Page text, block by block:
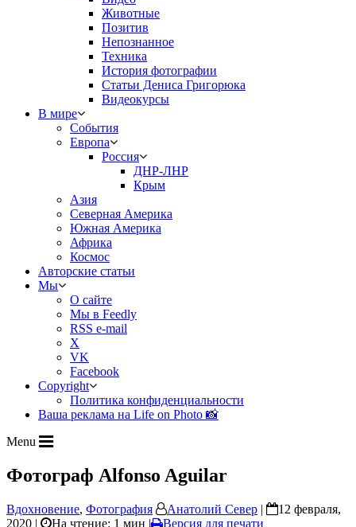
Животные
Позитив
Непознанное
Техника
История фотографии
Статьи Дениса Григорюка
Видеокурсы
В мире
События
Европа
Россия
ДНР-ЛНР
Крым
Азия
Северная Америка
Южная Америка
Африка
Космос
Авторские статьи
Мы
О сайте
Мы в Feedly
RSS e-mail
X
VK
Facebook
Copyright
Политика конфиденциальности
Ваша реклама на Life on Photo 📸
Menu
Фотограф Alfonso Aguilar
Вдохновение, Фотография Анатолий Север |
12 февраля,
2020 |
На чтение: 1 мин |
Версия для печати